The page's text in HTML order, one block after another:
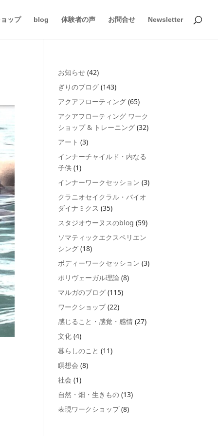
ップ blog 体験者の声 お問合せ Newsletter
お知らせ (42)
ぎりのブログ (143)
アクアフローティング (65)
アクアフローティング ワーク
ショップ & トレーニング (32)
アート (3)
インナーチャイルド・内なる
子供 (1)
インナーワークセッション (3)
クラニオセイクラル・バイオ
ダイナミクス (35)
スタジオウーヌスのblog (59)
ソマティックエクスペリエン
シング (18)
ボディーワークセッション (3)
ポリヴェーガル理論 (8)
マルガのブログ (115)
ワークショップ(22)
感じること・感覚・感情 (27)
文化 (4)
暮らしのこと (11)
瞑想会 (8)
社会 (1)
自然・畑・生きもの (13)
表現ワークショップ(8)